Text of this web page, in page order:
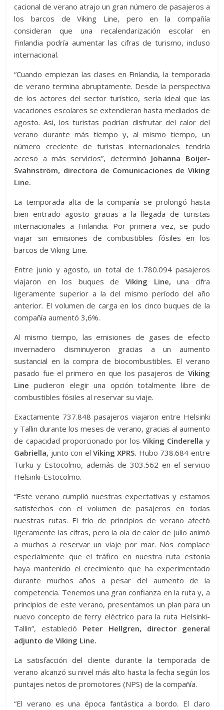
cacional de verano atrajo un gran número de pasajeros a
los barcos de Viking Line, pero en la compañía
consideran que una recalendarización escolar en
Finlandia podría aumentar las cifras de turismo, incluso
internacional.
“Cuando empiezan las clases en Finlandia, la temporada
de verano termina abruptamente. Desde la perspectiva
de los actores del sector turístico, sería ideal que las
vacaciones escolares se extendieran hasta mediados de
agosto. Así, los turistas podrían disfrutar del calor del
verano durante más tiempo y, al mismo tiempo, un
número creciente de turistas internacionales tendría
acceso a más servicios”, determinó Johanna Boijer-
Svahnström, directora de Comunicaciones de Viking
Line.
La temporada alta de la compañía se prolongó hasta
bien entrado agosto gracias a la llegada de turistas
internacionales a Finlandia. Por primera vez, se pudo
viajar sin emisiones de combustibles fósiles en los
barcos de Viking Line.
Entre junio y agosto, un total de 1.780.094 pasajeros
viajaron en los buques de Viking Line, una cifra
ligeramente superior a la del mismo período del año
anterior. El volumen de carga en los cinco buques de la
compañía aumentó 3,6%.
Al mismo tiempo, las emisiones de gases de efecto
invernadero disminuyeron gracias a un aumento
sustancial en la compra de biocombustibles. El verano
pasado fue el primero en que los pasajeros de Viking
Line pudieron elegir una opción totalmente libre de
combustibles fósiles al reservar su viaje.
Exactamente 737.848 pasajeros viajaron entre Helsinki
y Tallin durante los meses de verano, gracias al aumento
de capacidad proporcionado por los Viking Cinderella y
Gabriella, junto con el Viking XPRS. Hubo 738.684 entre
Turku y Estocolmo, además de 303.562 en el servicio
Helsinki-Estocolmo.
“Este verano cumplió nuestras expectativas y estamos
satisfechos con el volumen de pasajeros en todas
nuestras rutas. El frío de principios de verano afectó
ligeramente las cifras, pero la ola de calor de julio animó
a muchos a reservar un viaje por mar. Nos complace
especialmente que el tráfico en nuestra ruta estonia
haya mantenido el crecimiento que ha experimentado
durante muchos años a pesar del aumento de la
competencia. Tenemos una gran confianza en la ruta y, a
principios de este verano, presentamos un plan para un
nuevo concepto de ferry eléctrico para la ruta Helsinki-
Tallin”, estableció Peter Hellgren, director general
adjunto de Viking Line.
La satisfacción del cliente durante la temporada de
verano alcanzó su nivel más alto hasta la fecha según los
puntajes netos de promotores (NPS) de la compañía.
“El verano es una época fantástica a bordo. El claro